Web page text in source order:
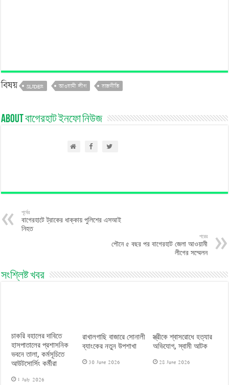
বিষয় SLIDER আওয়ামী লীগ রাজনীতি
About বাগেরহাট ইনফো নিউজ
পূর্বের
বাগেরহাটে ট্রাকের ধাক্কায় পুলিশের এসআই
নিহত
পরের
পৌনে ৫ বছর পর বাগেরহাট জেলা আওয়ামী
লীগের সম্মেলন
সংশ্লিষ্ট খবর
চাকরি বহালের দাবিতে
হাসপাতালের প্রশাসনিক
ভবনে তালা, কর্মসূচিতে
আউটসোর্সিং কর্মীরা
1 July 2026
রাখালগাছি বাজারে সোনালী
ব্যাংকের নতুন উপশাখা
30 June 2026
স্ত্রীকে শ্বাসরোধে হত্যার
অভিযোগ, স্বামী আটক
28 June 2026